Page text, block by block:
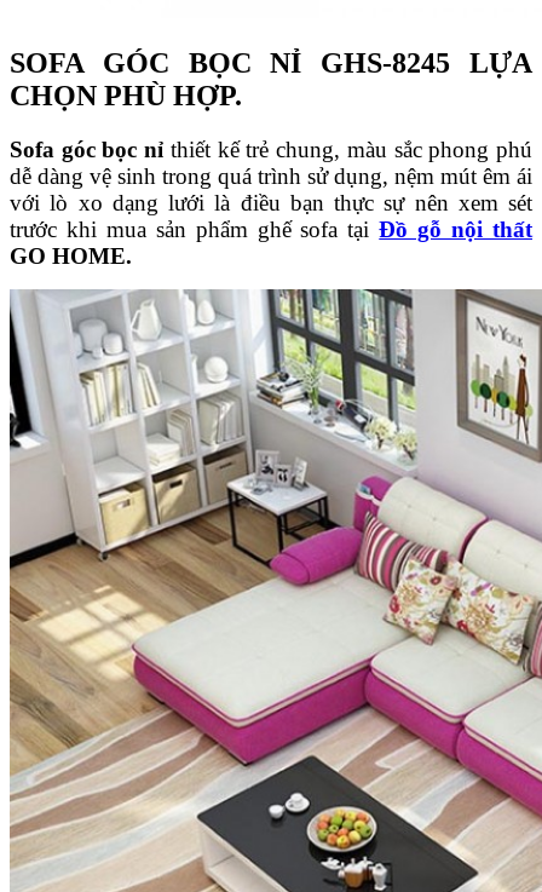
SOFA GÓC BỌC NỈ GHS-8245 LỰA
CHỌN PHÙ HỢP.
Sofa góc bọc nỉ thiết kế trẻ chung, màu sắc phong phú
dễ dàng vệ sinh trong quá trình sử dụng, nệm mút êm ái
với lò xo dạng lưới là điều bạn thực sự nên xem sét
trước khi mua sản phẩm ghế sofa tạiĐồ gỗ nội thất
GO HOME.